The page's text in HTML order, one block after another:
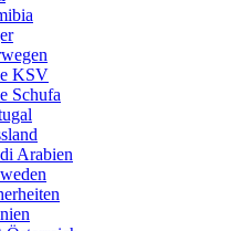
KSV
Schufa
Arabien